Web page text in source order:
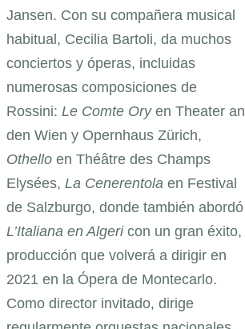
Jansen. Con su compañera musical
habitual, Cecilia Bartoli, da muchos
conciertos y óperas, incluidas
numerosas composiciones de
Rossini: Le Comte Oryen Theater an
den Wien y Opernhaus Zürich,
Othello en Théâtre des Champs
Elysées, La Cenerentola en Festival
de Salzburgo, donde también abordó
L’Italiana en Algericon un gran éxito,
producción que volverá a dirigir en
2021 en la Ópera de Montecarlo.
Como director invitado, dirige